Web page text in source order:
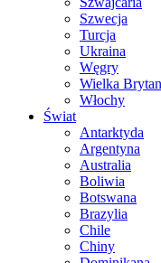
Szwecja
Turcja
Ukraina
Węgry
Wielka
Włochy
Świat
Antarktyda
Argentyna
Australia
Boliwia
Botswana
Brazylia
Chile
Chiny